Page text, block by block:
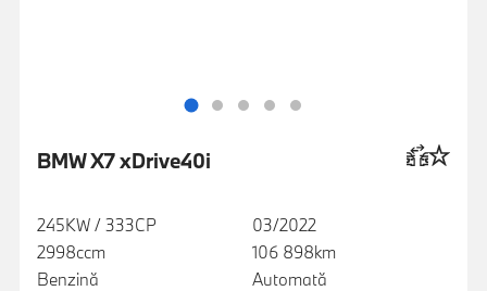
BMW X7 xDrive40i
245KW / 333CP
2998ccm
Benzină
03/2022
106 898km
Automată